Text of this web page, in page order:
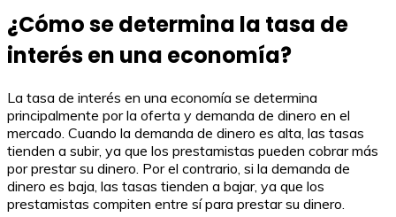
¿Cómo se determina la tasa de
interés en una economía?
La tasa de interés en una economía se determina
principalmente por la oferta y demanda de dinero en el
mercado. Cuando la demanda de dinero es alta, las tasas
tienden a subir, ya que los prestamistas pueden cobrar más
por prestar su dinero. Por el contrario, si la demanda de
dinero es baja, las tasas tienden a bajar, ya que los
prestamistas compiten entre sí para prestar su dinero.